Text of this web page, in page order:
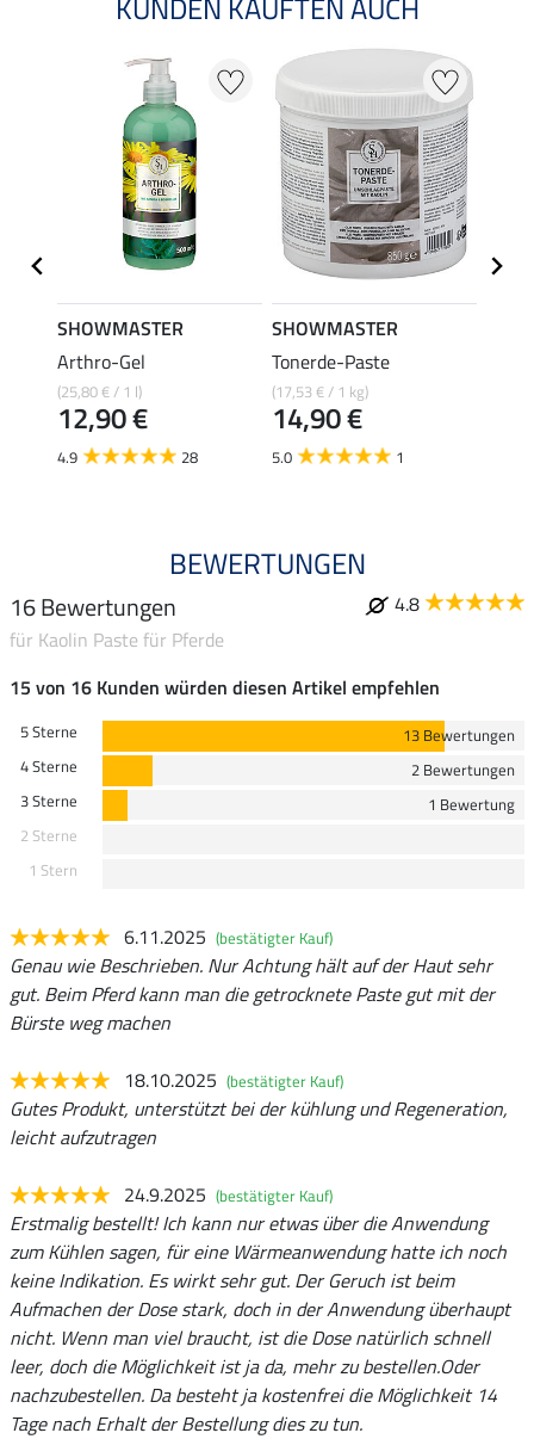
SHOWMASTER
Arthro-Gel
(25,80 € / 1 l)
12,90 €
4.9 28
SHOWMASTER
Tonerde-Paste
(17,53 € / 1 kg)
14,90 €
5.0 1
BEWERTUNGEN
16 Bewertungen
4.8
für Kaolin Paste für Pferde
15 von 16 Kunden würden diesen Artikel empfehlen
5 Sterne
13 Bewertungen
4 Sterne
2 Bewertungen
3 Sterne
1 Bewertung
2 Sterne
1 Stern
6.11.2025 (bestätigter Kauf)
Genau wie Beschrieben. Nur Achtung hält auf der Haut sehr
gut. Beim Pferd kann man die getrocknete Paste gut mit der
Bürste weg machen
18.10.2025 (bestätigter Kauf)
Gutes Produkt, unterstützt bei der kühlung und Regeneration,
leicht aufzutragen
24.9.2025 (bestätigter Kauf)
Erstmalig bestellt! Ich kann nur etwas über die Anwendung
zum Kühlen sagen, für eine Wärmeanwendung hatte ich noch
keine Indikation. Es wirkt sehr gut. Der Geruch ist beim
Aufmachen der Dose stark, doch in der Anwendung überhaupt
nicht. Wenn man viel braucht, ist die Dose natürlich schnell
leer, doch die Möglichkeit ist ja da, mehr zu bestellen.Oder
nachzubestellen. Da besteht ja kostenfrei die Möglichkeit 14
Tage nach Erhalt der Bestellung dies zu tun.